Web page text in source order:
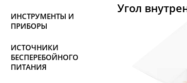
ИНСТРУМЕНТЫ И
ПРИБОРЫ
ИСТОЧНИКИ
БЕСПЕРЕБОЙНОГО
ПИТАНИЯ
Угол